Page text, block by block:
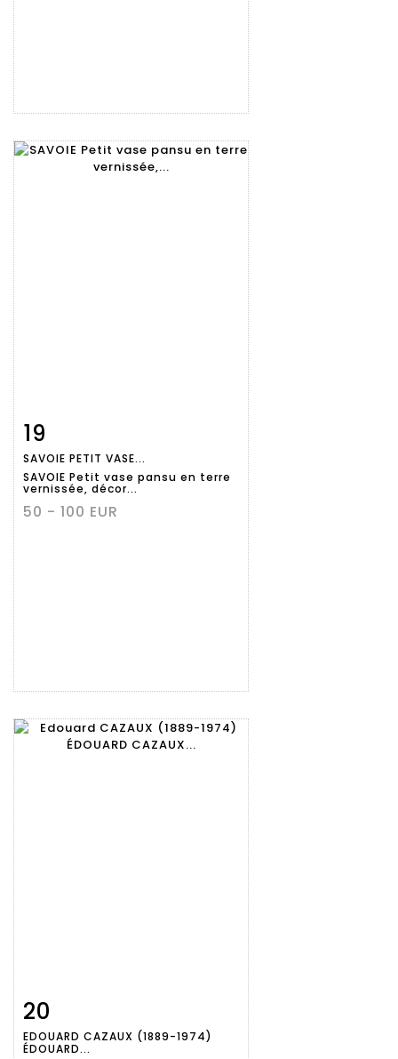
détaillée
19
SAVOIE PETIT VASE...
SAVOIE Petit vase pansu en terre
vernissée, décor...
50 - 100 EUR
détaillée
20
EDOUARD CAZAUX (1889-1974)
ÉDOUARD...